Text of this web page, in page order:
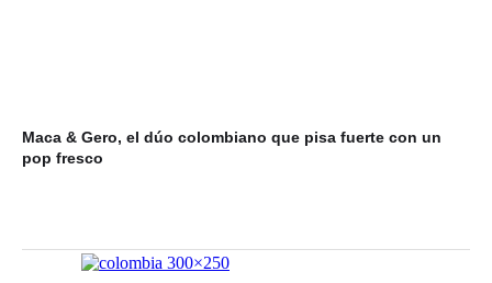
Maca & Gero, el dúo colombiano que pisa fuerte con un
pop fresco